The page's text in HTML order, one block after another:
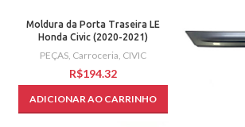
Moldura da Porta Traseira LE
Honda Civic (2020-2021)
PEÇAS, Carroceria, CIVIC
R$
ADICIONAR AO CARRINHO